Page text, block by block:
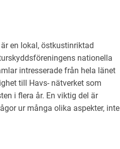
en lokal, östkustinriktad
nationella
intresserade från hela länet
till Havs- nätverket som
i flera år. En viktig del är
ur många olika aspekter, inte